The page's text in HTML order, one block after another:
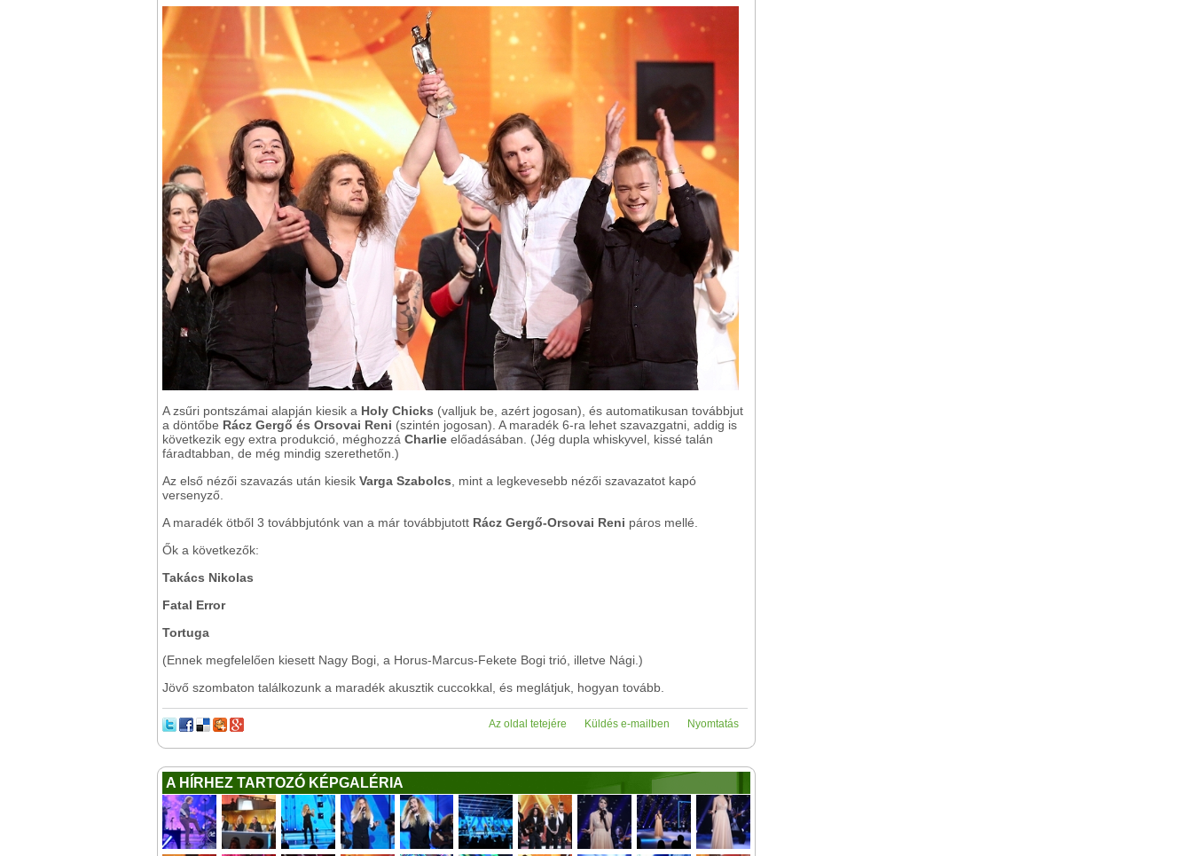
A zsűri pontszámai alapján kiesik a Holy Chicks (valljuk be, azért jogosan), és automatikusan továbbjut
a döntőbe Rácz Gergő és Orsovai Reni (szintén jogosan). A maradék 6-ra lehet szavazgatni, addig is
következik egy extra produkció, méghozzá Charlie előadásában. (Jég dupla whiskyvel, kissé talán
fáradtabban, de még mindig szerethetőn.)
Az első nézői szavazás után kiesik Varga Szabolcs , mint a legkevesebb nézői szavazatot kapó
versenyző.
A maradék ötből 3 továbbjutónk van a már továbbjutott Rácz Gergő-Orsovai Reni páros mellé.
Ők a következők:
Takács Nikolas
Fatal Error
Tortuga
(Ennek megfelelően kiesett Nagy Bogi, a Horus-Marcus-Fekete Bogi trió, illetve Nági.)
Jövő szombaton találkozunk a maradék akusztik cuccokkal, és meglátjuk, hogyan tovább.
Nyomtatás
Küldés e-mailben
Az oldal tetejére
A HÍRHEZ TARTOZÓ KÉPGALÉRIA